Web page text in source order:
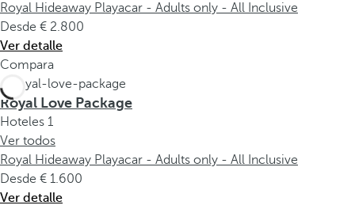
Royal Hideaway Playacar - Adults only - All Inclusive
Desde
2.800
Ver detalle
Compara
Royal Love Package
Hoteles 1
Ver todos
Royal Hideaway Playacar - Adults only - All Inclusive
Desde
1.600
Ver detalle